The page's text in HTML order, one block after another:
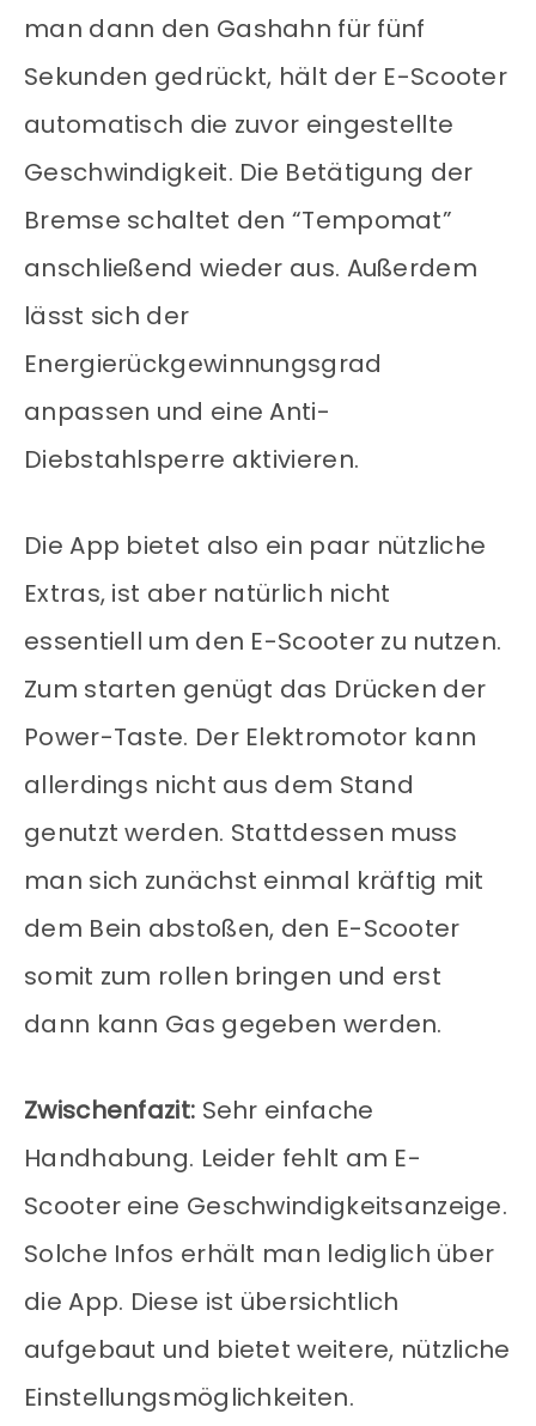
man dann den Gashahn für fünf
Sekunden gedrückt, hält der E-Scooter
automatisch die zuvor eingestellte
Geschwindigkeit. Die Betätigung der
Bremse schaltet den “Tempomat”
anschließend wieder aus. Außerdem
lässt sich der
Energierückgewinnungsgrad
anpassen und eine Anti-
Diebstahlsperre aktivieren.
Die App bietet also ein paar nützliche
Extras, ist aber natürlich nicht
essentiell um den E-Scooter zu nutzen.
Zum starten genügt das Drücken der
Power-Taste. Der Elektromotor kann
allerdings nicht aus dem Stand
genutzt werden. Stattdessen muss
man sich zunächst einmal kräftig mit
dem Bein abstoßen, den E-Scooter
somit zum rollen bringen und erst
dann kann Gas gegeben werden.
Zwischenfazit: Sehr einfache
Handhabung. Leider fehlt am E-
Scooter eine Geschwindigkeitsanzeige.
Solche Infos erhält man lediglich über
die App. Diese ist übersichtlich
aufgebaut und bietet weitere, nützliche
Einstellungsmöglichkeiten.